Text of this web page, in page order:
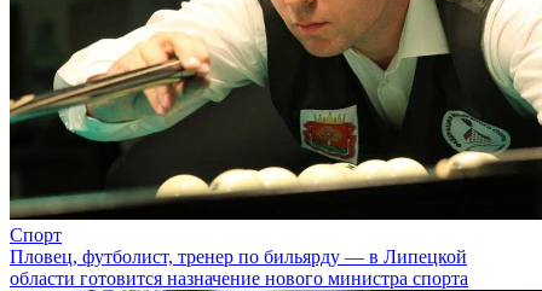
Спорт
Пловец, футболист, тренер по бильярду — в Липецкой
области готовится назначение нового министра спорта